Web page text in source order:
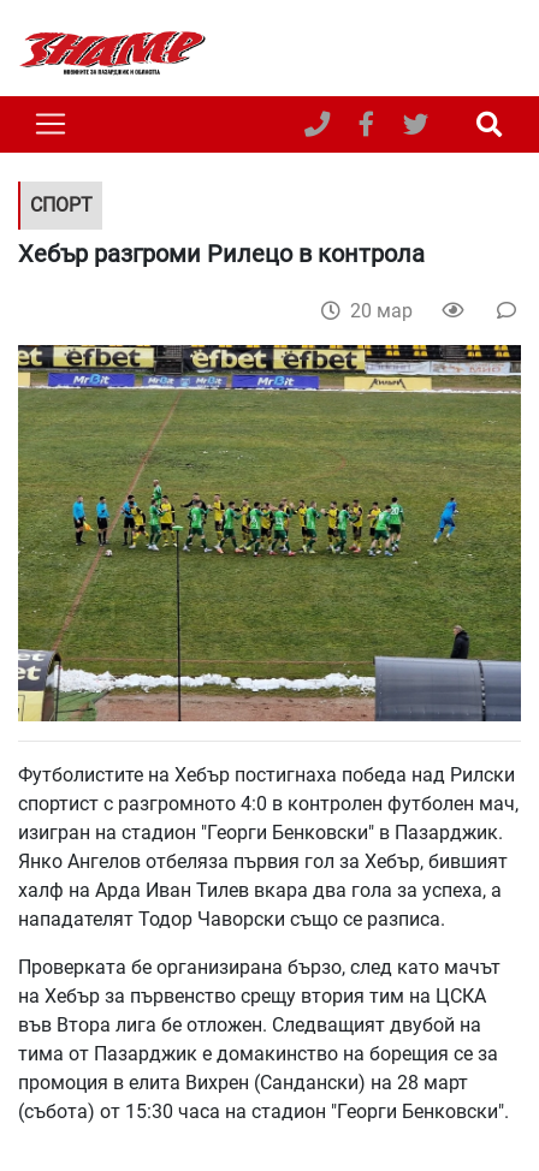
СПОРТ
Хебър разгроми Рилецо в контрола
20 мар
Футболистите на Хебър постигнаха победа над Рилски
спортист с разгромното 4:0 в контролен футболен мач,
изигран на стадион "Георги Бенковски" в Пазарджик.
Янко Ангелов отбеляза първия гол за Хебър, бившият
халф на Арда Иван Тилев вкара два гола за успеха, а
нападателят Тодор Чаворски също се разписа.
Проверката бе организирана бързо, след като мачът
на Хебър за първенство срещу втория тим на ЦСКА
във Втора лига бе отложен. Следващият двубой на
тима от Пазарджик е домакинство на борещия се за
промоция в елита Вихрен (Сандански) на 28 март
(събота) от 15:30 часа на стадион "Георги Бенковски".